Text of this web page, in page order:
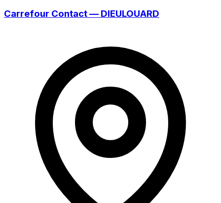
Carrefour Contact — DIEULOUARD